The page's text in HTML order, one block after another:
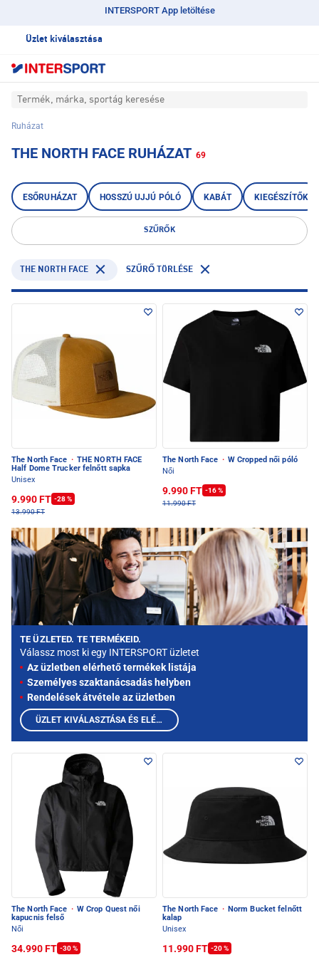
INTERSPORT App letöltése
Üzlet kiválasztása
Termék, márka, sportág keresése
Ruházat
THE NORTH FACE RUHÁZAT 69
ESŐRUHÁZAT HOSSZÚ UJJÚ PÓLÓ KABÁT KIEGÉSZÍTŐK
SZŰRŐK
THE NORTH FACE SZŰRŐ TÖRLÉSE
The North Face · THE NORTH FACE
Half Dome Trucker felnőtt sapka
Unisex
9.990 FT -28 %
13.990 FT
The North Face · W Cropped női póló
Női
9.990 FT -16 %
11.990 FT
The North Face · W Crop Quest női
kapucnis felső
Női
34.990 FT -30 %
The North Face · Norm Bucket felnőtt
kalap
Unisex
11.990 FT -20 %
TE ÜZLETED. TE TERMÉKEID.
Válassz most ki egy INTERSPORT üzletet
Az üzletben elérhető termékek listája
Személyes szaktanácsadás helyben
Rendelések átvétele az üzletben
ÜZLET KIVÁLASZTÁSA ÉS ELÉRHETŐ TERMÉKEK MEGTEKINTÉSE